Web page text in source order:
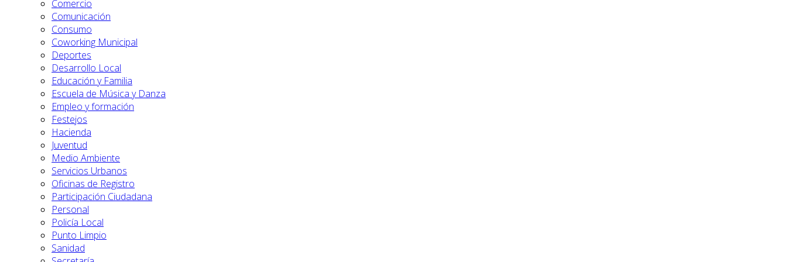
Comercio
Comunicación
Consumo
Coworking Municipal
Deportes
Desarrollo Local
Educación y Familia
Escuela de Música y Danza
Empleo y formación
Festejos
Hacienda
Juventud
Medio Ambiente
Servicios Urbanos
Oficinas de Registro
Participación Ciudadana
Personal
Policía Local
Punto Limpio
Sanidad